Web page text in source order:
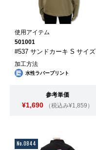
使用アイテム
501001
#537 サンドカーキ S サイズ
加工方法
水性ラバープリント
参考単価
¥1,690 （税込み¥1,859）
No.0844